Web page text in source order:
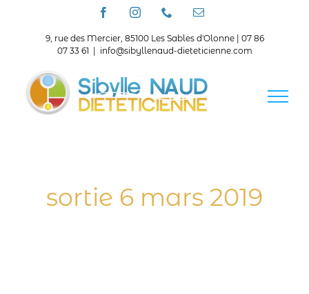
FacebookInstagramTéléphoneEmail
9, rue des Mercier, 85100 Les Sables d'Olonne | 07 86
07 33 61
info@sibyllenaud-dieteticienne.com
sortie 6 mars 2019